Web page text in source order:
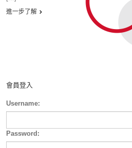
進一步了解
會員登入
Username:
Password: